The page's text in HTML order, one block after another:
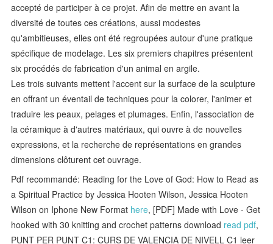
accepté de participer à ce projet. Afin de mettre en avant la
diversité de toutes ces créations, aussi modestes
qu'ambitieuses, elles ont été regroupées autour d'une pratique
spécifique de modelage. Les six premiers chapitres présentent
six procédés de fabrication d'un animal en argile.
Les trois suivants mettent l'accent sur la surface de la sculpture
en offrant un éventail de techniques pour la colorer, l'animer et
traduire les peaux, pelages et plumages. Enfin, l'association de
la céramique à d'autres matériaux, qui ouvre à de nouvelles
expressions, et la recherche de représentations en grandes
dimensions clôturent cet ouvrage.
Pdf recommandé: Reading for the Love of God: How to Read as
a Spiritual Practice by Jessica Hooten Wilson, Jessica Hooten
Wilson on Iphone New Format here, [PDF] Made with Love - Get
hooked with 30 knitting and crochet patterns download read pdf,
PUNT PER PUNT C1: CURS DE VALENCIA DE NIVELL C1 leer